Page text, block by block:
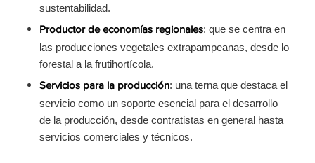
sustentabilidad.
Productor de economías regionales: que se centra en
las producciones vegetales extrapampeanas, desde lo
forestal a la frutihortícola.
Servicios para la producción: una terna que destaca el
servicio como un soporte esencial para el desarrollo
de la producción, desde contratistas en general hasta
servicios comerciales y técnicos.